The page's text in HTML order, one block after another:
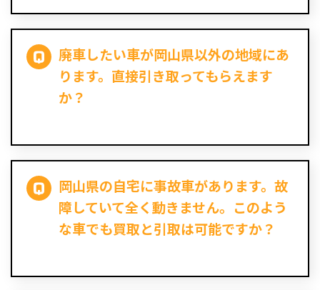
廃車したい車が岡山県以外の地域にあ
ります。直接引き取ってもらえます
か？
岡山県の自宅に事故車があります。故
障していて全く動きません。このよう
な車でも買取と引取は可能ですか？